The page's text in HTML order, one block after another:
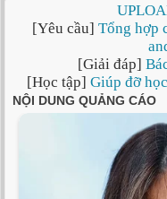
[Yêu cầu] Tổng hợp
[Giải đáp]
[Học tập] Giúp đỡ